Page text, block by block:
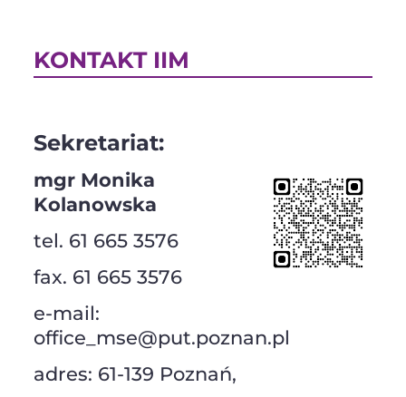
KONTAKT IIM
Sekretariat:
mgr Monika
Kolanowska
tel. 61 665 3576
fax. 61 665 3576
e-mail:
office_mse@put.poznan.pl
adres: 61-139 Poznań,